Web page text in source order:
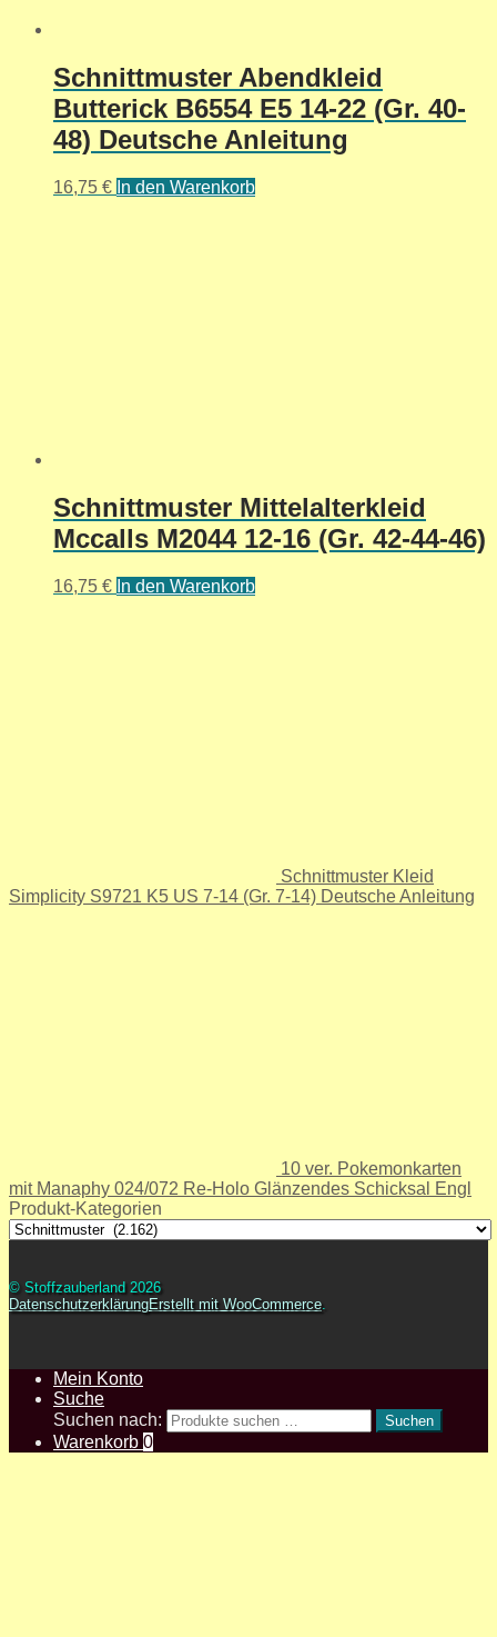
Schnittmuster Abendkleid
Butterick B6554 E5 14-22 (Gr. 40-
48) Deutsche Anleitung
16,75 € In den Warenkorb
Schnittmuster Mittelalterkleid
Mccalls M2044 12-16 (Gr. 42-44-46)
16,75 € In den Warenkorb
Schnittmuster Kleid
Simplicity S9721 K5 US 7-14 (Gr. 7-14) Deutsche Anleitung
10 ver. Pokemonkarten
mit Manaphy 024/072 Re-Holo Glänzendes Schicksal Engl
Produkt-Kategorien
© Stoffzauberland 2026
DatenschutzerklärungErstellt mit WooCommerce
Mein Konto
Suche
Suchen nach:
Suchen
Warenkorb 0